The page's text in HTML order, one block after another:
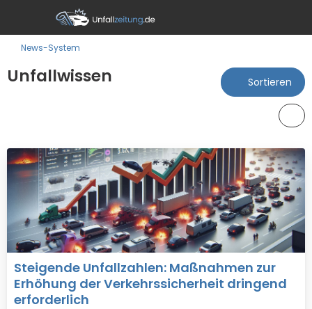
News-System
Unfallwissen Sortieren
Steigende Unfallzahlen: Maßnahmen zur
Erhöhung der Verkehrssicherheit dringend
erforderlich